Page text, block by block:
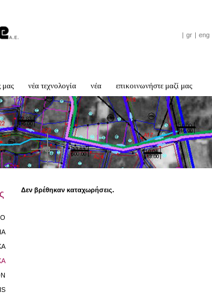
| gr | eng
μας νέα τεχνολογία νέα επικοινωνήστε μαζί μας
Δεν βρέθηκαν καταχωρήσεις.